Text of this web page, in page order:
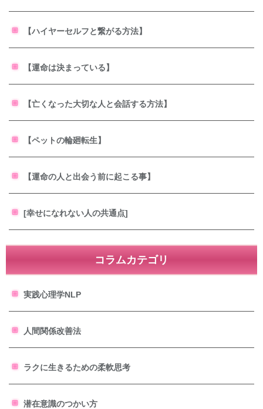
【ハイヤーセルフと繋がる方法】
【運命は決まっている】
【亡くなった大切な人と会話する方法】
【ペットの輪廻転生】
【運命の人と出会う前に起こる事】
[幸せになれない人の共通点]
コラムカテゴリ
実践心理学NLP
人間関係改善法
ラクに生きるための柔軟思考
潜在意識のつかい方